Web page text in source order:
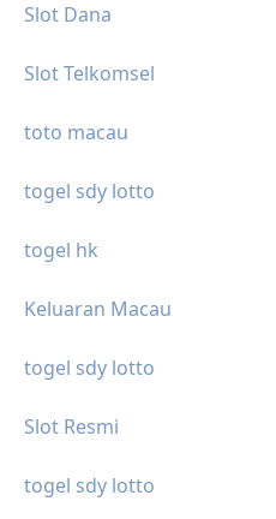
Slot Dana
Slot Telkomsel
toto macau
togel sdy lotto
togel hk
Keluaran Macau
togel sdy lotto
Slot Resmi
togel sdy lotto